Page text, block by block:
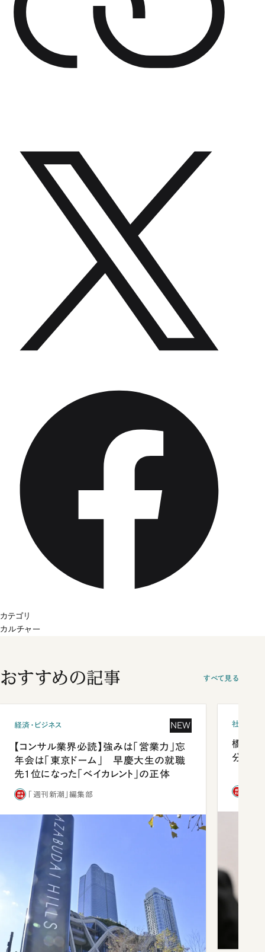
カテゴリ
カルチャー
おすすめの記事 すべて見る
経済・ビジネス NEW
【コンサル業界必読】強みは「営業力」忘
年会は「東京ドーム」 早慶大生の就職
先1位になった「ベイカレント」の正体
「週刊新潮」編集部
社会
橋本愛
分 佐